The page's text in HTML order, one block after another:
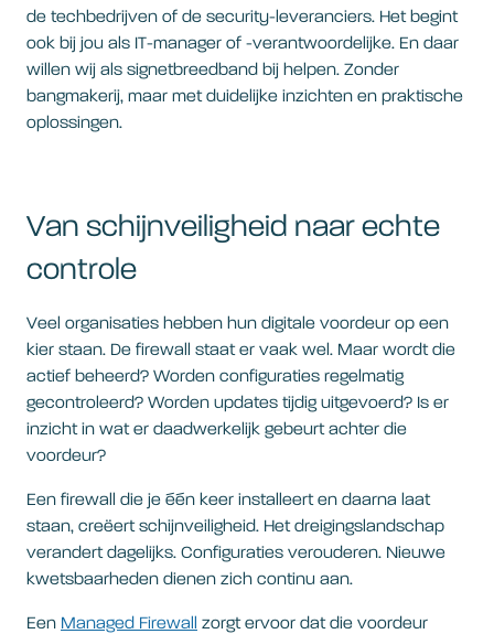
de techbedrijven of de security-leveranciers. Het begint
ook bij jou als IT-manager of -verantwoordelijke. En daar
willen wij als signetbreedband bij helpen. Zonder
bangmakerij, maar met duidelijke inzichten en praktische
oplossingen.
Van schijnveiligheid naar echte
controle
Veel organisaties hebben hun digitale voordeur op een
kier staan. De firewall staat er vaak wel. Maar wordt die
actief beheerd? Worden configuraties regelmatig
gecontroleerd? Worden updates tijdig uitgevoerd? Is er
inzicht in wat er daadwerkelijk gebeurt achter die
voordeur?
Een firewall die je één keer installeert en daarna laat
staan, creëert schijnveiligheid. Het dreigingslandschap
verandert dagelijks. Configuraties verouderen. Nieuwe
kwetsbaarheden dienen zich continu aan.
Een Managed Firewall
zorgt ervoor dat die voordeur